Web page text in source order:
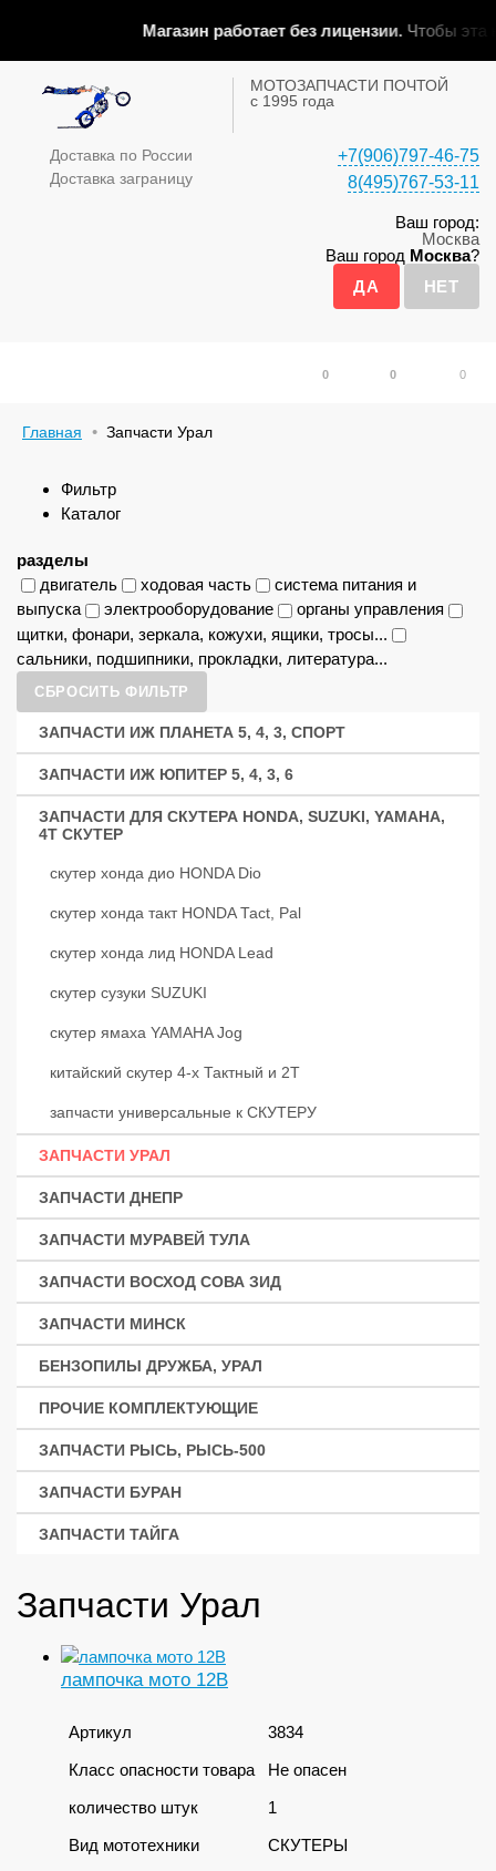
Магазин работает без лицензии.Чтобы эта
МОТОЗАПЧАСТИ ПОЧТОЙ
с 1995 года
Доставка по России
Доставка заграницу
+7(906)797-46-75
8(495)767-53-11
Ваш город:
Москва
Ваш город Москва?
0
0 0
Главная Запчасти Урал
Фильтр
Каталог
разделы
двигатель
ходовая часть
система питания и
выпуска
электрооборудование
органы управления
щитки, фонари, зеркала, кожухи, ящики, тросы...
сальники, подшипники, прокладки, литература...
СБРОСИТЬ ФИЛЬТР
ЗАПЧАСТИ ИЖ ПЛАНЕТА 5, 4, 3, СПОРТ
ЗАПЧАСТИ ИЖ ЮПИТЕР 5, 4, 3, 6
ЗАПЧАСТИ ДЛЯ СКУТЕРА HONDA, SUZUKI, YAMAHA,
4Т СКУТЕР
скутер хонда дио HONDA Dio
скутер хонда такт HONDA Tact, Pal
скутер хонда лид HONDA Lead
скутер сузуки SUZUKI
скутер ямаха YAMAHA Jog
китайский скутер 4-х Тактный и 2Т
запчасти универсальные к СКУТЕРУ
ЗАПЧАСТИ УРАЛ
ЗАПЧАСТИ ДНЕПР
ЗАПЧАСТИ МУРАВЕЙ ТУЛА
ЗАПЧАСТИ ВОСХОД СОВА ЗИД
ЗАПЧАСТИ МИНСК
БЕНЗОПИЛЫ ДРУЖБА, УРАЛ
ПРОЧИЕ КОМПЛЕКТУЮЩИЕ
ЗАПЧАСТИ РЫСЬ, РЫСЬ-500
ЗАПЧАСТИ БУРАН
ЗАПЧАСТИ ТАЙГА
Запчасти Урал
лампочка мото 12В
Артикул
3834
Класс опасности товара
Не опасен
количество штук
1
Вид мототехники
СКУТЕРЫ